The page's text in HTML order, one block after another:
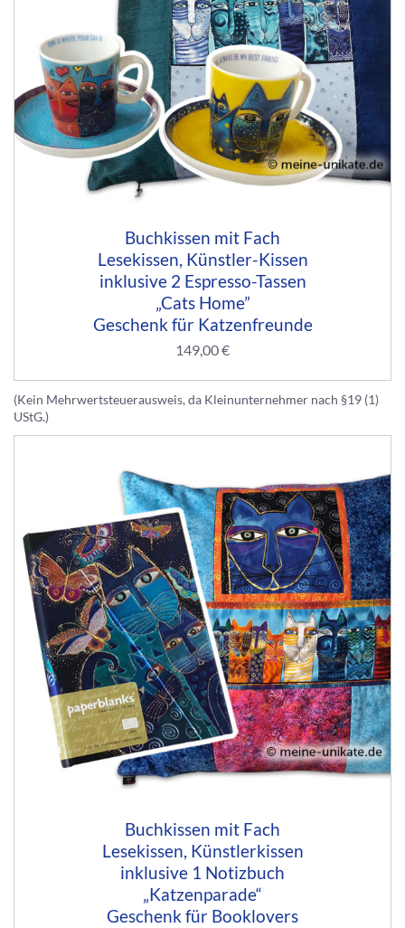
Buchkissen mit Fach
Lesekissen, Künstler-Kissen
inklusive 2 Espresso-Tassen
„Cats Home”
Geschenk für Katzenfreunde
149,00€
(Kein Mehrwertsteuerausweis, da Kleinunternehmer nach §19 (1)
UStG.)
Buchkissen mit Fach
Lesekissen, Künstlerkissen
inklusive 1 Notizbuch
„Katzenparade“
Geschenk für Booklovers